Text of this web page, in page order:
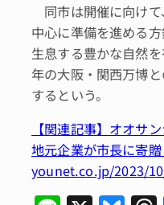
同市は開催に向け
中心に準備を進める
生息する豊かな自然
年の大阪・関西万博
するという。
【関連記事】オオサ
地元企業が市長に寄
younet.co.jp/2023/